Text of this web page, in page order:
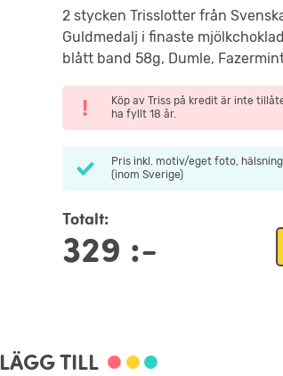
2 stycken Trisslotter från
Guldmedalj i finaste
blått band 58g, Dumle,
Köp av Triss på kredit är inte
ha fyllt 18 år.
Pris inkl. motiv/eget foto,
(inom Sverige)
Totalt:
329 :-
LÄGG TILL